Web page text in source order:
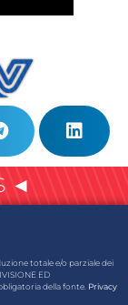
◄
totale e/o parziale dei
ED
della fonte. Privacy